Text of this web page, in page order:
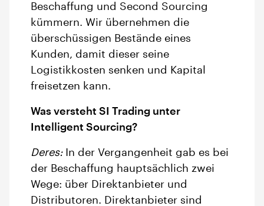
Beschaffung und Second Sourcing
kümmern. Wir übernehmen die
überschüssigen Bestände eines
Kunden, damit dieser seine
Logistikkosten senken und Kapital
freisetzen kann.
Was versteht SI Trading unter
Intelligent Sourcing?
Deres: In der Vergangenheit gab es bei
der Beschaffung hauptsächlich zwei
Wege: über Direktanbieter und
Distributoren. Direktanbieter sind